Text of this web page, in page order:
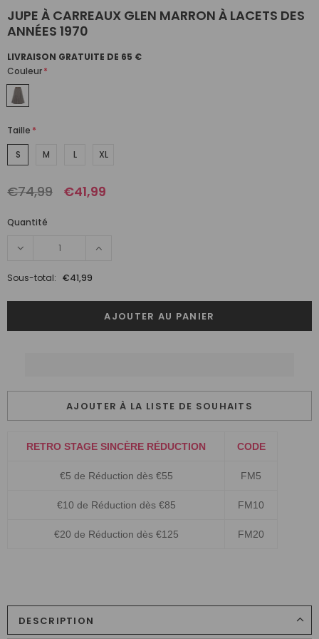
JUPE À CARREAUX GLEN MARRON À LACETS DES
ANNÉES 1970
LIVRAISON GRATUITE DE 65 €
Couleur*
Taille *
S
M L XL
€74,99 €41,99
Quantité
Sous-total: €41,99
AJOUTER À LA LISTE DE SOUHAITS
RETRO STAGE SINCÈRE RÉDUCTION CODE
€5 de Réduction dès €55 FM5
€10 de Réduction dès €85 FM10
€20 de Réduction dès €125 FM20
DESCRIPTION